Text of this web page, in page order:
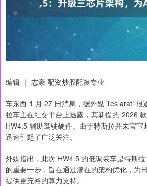
编辑 ｜ 志豪 配资炒股配资专业
车东西 1 月 27 日消息，据外媒 Teslarati 报
拉车主在社交平台上透露，其新提的 2026
HW4.5 辅助驾驶硬件。由于特斯拉并未官
迅速引起了广泛关注。
外媒指出，此次 HW4.5 的低调装车是特斯
的重要一步，旨在通过潜在的架构优化，为
提供更充裕的算力支持。